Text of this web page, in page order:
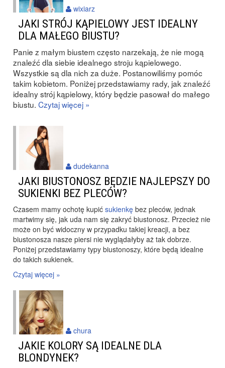
JAKI STRÓJ KĄPIELOWY JEST IDEALNY
DLA MAŁEGO BIUSTU?
Panie z małym biustem często narzekają, że nie mogą
znaleźć dla siebie idealnego stroju kąpielowego.
Wszystkie są dla nich za duże. Postanowiliśmy pomóc
takim kobietom. Poniżej przedstawiamy rady, jak znaleźć
idealny strój kąpielowy, który będzie pasował do małego
biustu. Czytaj więcej »
wixiarz
JAKI BIUSTONOSZ BĘDZIE NAJLEPSZY DO
SUKIENKI BEZ PLECÓW?
Czasem mamy ochotę kupić sukienkę bez pleców, jednak
martwimy się, jak uda nam się zakryć biustonosz. Przecież nie
może on być widoczny w przypadku takiej kreacji, a bez
biustonosza nasze piersi nie wyglądałyby aż tak dobrze.
Poniżej przedstawiamy typy biustonoszy, które będą idealne
do takich sukienek.
Czytaj więcej »
dudekanna
JAKIE KOLORY SĄ IDEALNE DLA
BLONDYNEK?
chura